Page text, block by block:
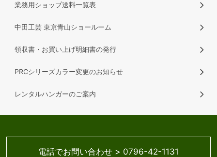
業務用ショップ送料一覧表
中田工芸 東京青山ショールーム
領収書・お買い上げ明細書の発行
PRCシリーズカラー変更のお知らせ
レンタルハンガーのご案内
電話でお問い合わせ > 0796-42-1131